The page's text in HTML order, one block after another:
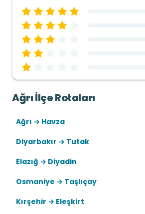
Ağrı İlçe Rotaları
Ağrı → Havza
Diyarbakır → Tutak
Elazığ → Diyadin
Osmaniye → Taşlıçay
Kırşehir → Eleşkirt